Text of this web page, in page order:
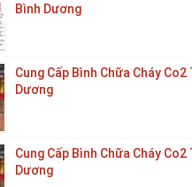
Bình Dương
Cung Cấp Bình Chữa Cháy Co2
Dương
Cung Cấp Bình Chữa Cháy Co2
Dương